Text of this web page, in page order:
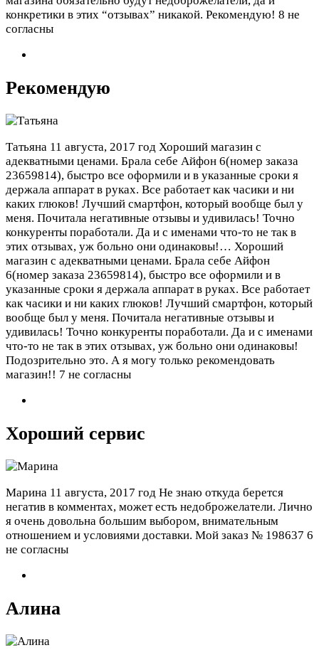
конкретики в этих “отзывах” никакой. Рекомендую! 8 не
согласны
Рекомендую
Татьяна 11 августа, 2017 год Хороший магазин с
адекватными ценами. Брала себе Айфон 6(номер заказа
23659814), быстро все оформили и в указанные сроки я
держала аппарат в руках. Все работает как часики и ни
каких глюков! Лучший смартфон, который вообще был у
меня. Почитала негативные отзывы и удивилась! Точно
конкуренты поработали. Да и с именами что-то не так в
этих отзывах, уж больно они одинаковы!… Хороший
магазин с адекватными ценами. Брала себе Айфон
6(номер заказа 23659814), быстро все оформили и в
указанные сроки я держала аппарат в руках. Все работает
как часики и ни каких глюков! Лучший смартфон, который
вообще был у меня. Почитала негативные отзывы и
удивилась! Точно конкуренты поработали. Да и с именами
что-то не так в этих отзывах, уж больно они одинаковы!
Подозрительно это. А я могу только рекомендовать
магазин!! 7 не согласны
Хороший сервис
Марина 11 августа, 2017 год Не знаю откуда берется
негатив в комментах, может есть недоброжелатели. Лично
я очень довольна большим выбором, внимательным
отношением и условиями доставки. Мой заказ № 198637 6
не согласны
Алина